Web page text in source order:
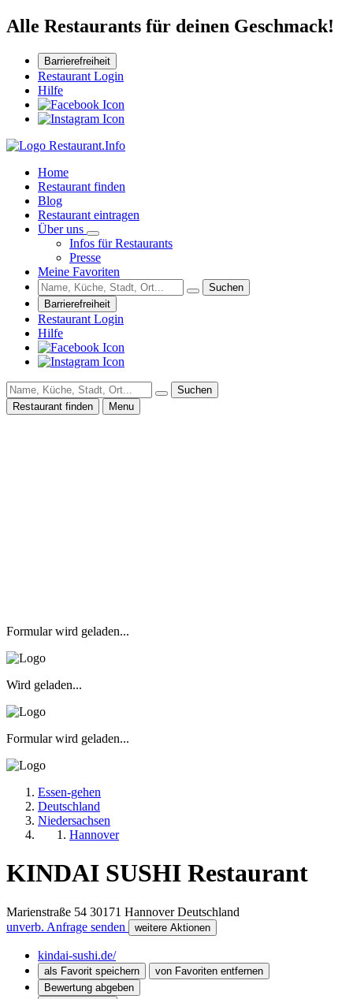
Alle Restaurants für deinen Geschmack!
Barrierefreiheit
Restaurant Login
Hilfe
Home
Restaurant finden
Blog
Restaurant eintragen
Über uns
Infos für Restaurants
Presse
Meine Favoriten
Suchen
Barrierefreiheit
Restaurant Login
Hilfe
Suchen
Restaurant finden
Menu
Formular wird geladen...
Wird geladen...
Formular wird geladen...
Essen-gehen
Deutschland
Niedersachsen
Hannover
KINDAI SUSHI Restaurant
Marienstraße 54 30171 Hannover Deutschland
unverb. Anfrage senden
weitere Aktionen
kindai-sushi.de/
als Favorit speichern
von Favoriten entfernen
Bewertung abgeben